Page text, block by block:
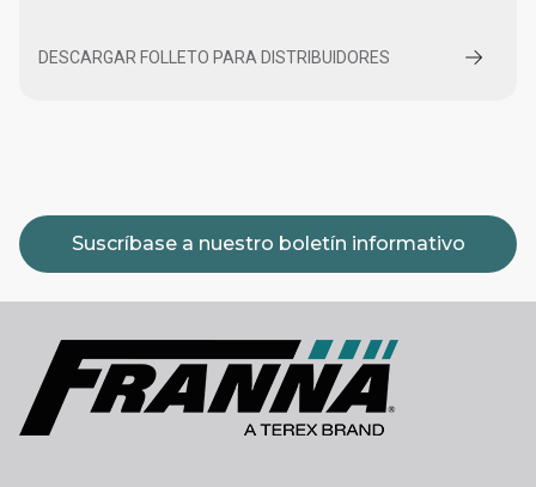
DESCARGAR FOLLETO PARA DISTRIBUIDORES
Suscríbase a nuestro boletín informativo